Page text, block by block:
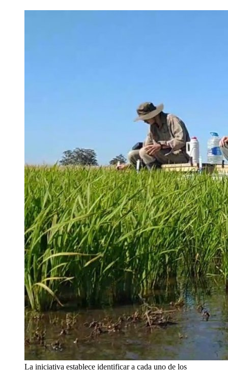
La iniciativa establece identificar a cada uno de los